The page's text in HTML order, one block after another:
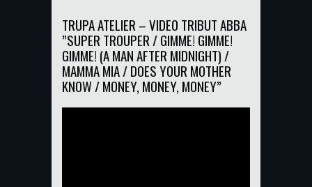
TRUPA ATELIER – VIDEO TRIBUT ABBA
”SUPER TROUPER / GIMME! GIMME!
GIMME! (A MAN AFTER MIDNIGHT) /
MAMMA MIA / DOES YOUR MOTHER
KNOW / MONEY, MONEY, MONEY”